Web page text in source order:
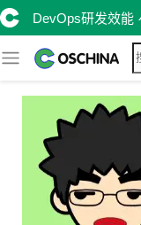
DevOps研发效能